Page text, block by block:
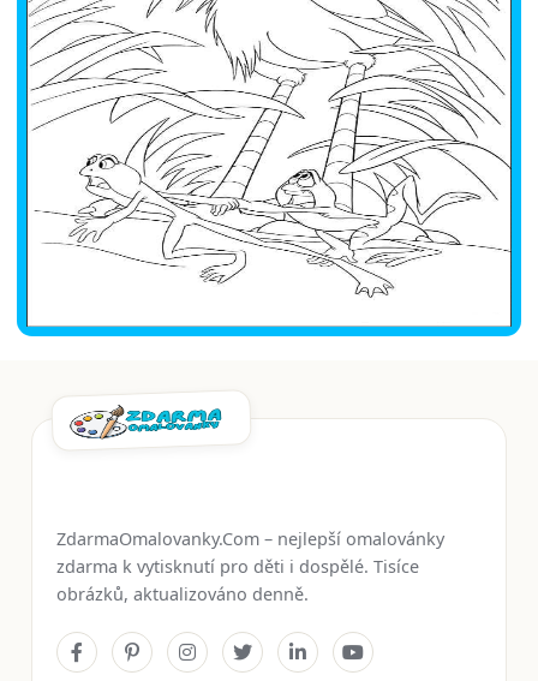
ZdarmaOmalovanky.Com – nejlepší omalovánky
zdarma k vytisknutí pro děti i dospělé. Tisíce
obrázků, aktualizováno denně.